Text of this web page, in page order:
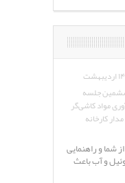
جلسه
مواد کاشی‌گر
کارخانه
شما و راهنمایی
و آب باعث